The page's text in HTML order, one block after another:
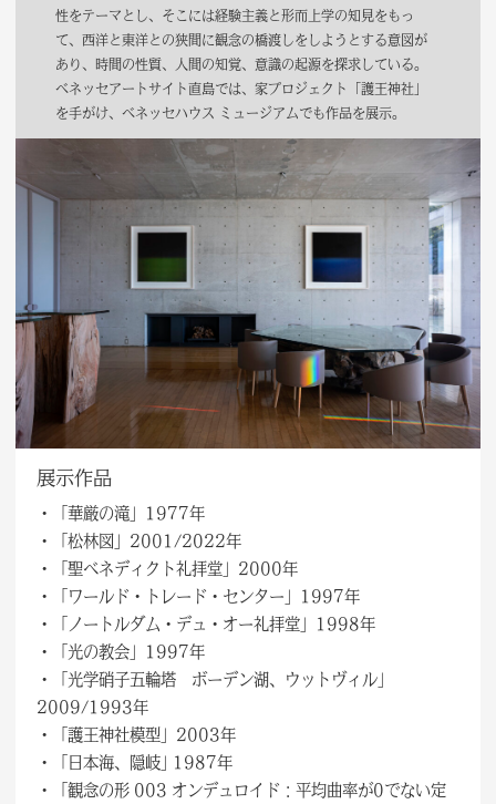
性をテーマとし、そこには経験主義と形而上学の知見をもっ
て、西洋と東洋との狭間に観念の橋渡しをしようとする意図が
あり、時間の性質、人間の知覚、意識の起源を探求している。
ベネッセアートサイト直島では、家プロジェクト「護王神社」
を手がけ、ベネッセハウス ミュージアムでも作品を展示。
展示作品
・「華厳の滝」1977年
・「松林図」2001/2022年
・「聖ベネディクト礼拝堂」2000年
・「ワールド・トレード・センター」1997年
・「ノートルダム・デュ・オー礼拝堂」1998年
・「光の教会」1997年
・「光学硝子五輪塔 ボーデン湖、ウットヴィル」
2009/1993年
・「護王神社模型」2003年
・「日本海、隠岐｣ 1987年
・「観念の形 003 オンデュロイド：平均曲率が0でない定